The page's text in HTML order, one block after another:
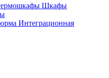
Шкафы
Интеграционная